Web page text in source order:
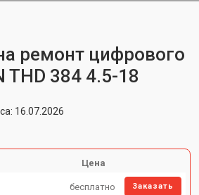
ремонт цифрового
THD 384 4.5-18
16.07.2026
Цена
бесплатно Заказать